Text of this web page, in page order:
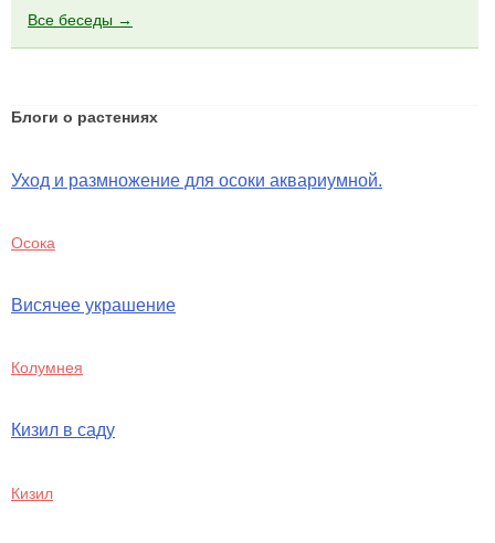
Все беседы →
Блоги о растениях
Уход и размножение для осоки аквариумной.
Осока
Висячее украшение
Колумнея
Кизил в саду
Кизил